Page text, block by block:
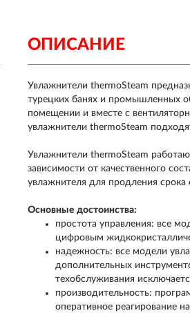
ОПИСАНИЕ
Увлажнители thermoSteam
турецких банях и промышленных
помещении и вместе с
увлажнители thermoSteam
Увлажнители thermoSteam
зависимости от качественного
увлажнителя для продления срока
Основные достоинства:
простота управления: все
цифровым
надежность: все модели
дополнительных
техобслуживания
производительность:
оперативное реагирование